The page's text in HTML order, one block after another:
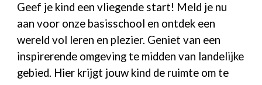
Geef je kind een vliegende start! Meld je nu
aan voor onze basisschool en ontdek een
wereld vol leren en plezier. Geniet van een
inspirerende omgeving te midden van landelijke
gebied. Hier krijgt jouw kind de ruimte om te